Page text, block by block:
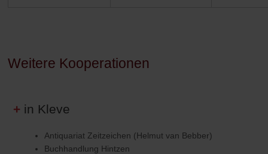
Weitere Kooperationen
in Kleve
Antiquariat Zeitzeichen (Helmut van Bebber)
Buchhandlung Hintzen